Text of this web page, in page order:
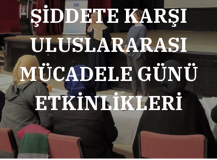
ŞİDDETE KARŞI
ULUSLARARASI
MÜCADELE GÜNÜ
ETKİNLİKLERİ